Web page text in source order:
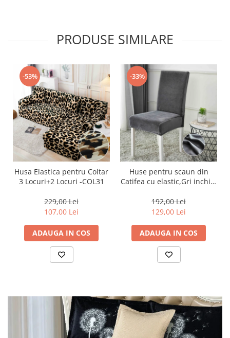
PRODUSE SIMILARE
-53%
Husa Elastica pentru Coltar
3 Locuri+2 Locuri -COL31
229,00 Lei
107,00 Lei
ADAUGA IN COS
-33%
Huse pentru scaun din
Catifea cu elastic,Gri inchis-
192,00 Lei
129,00 Lei
ADAUGA IN COS